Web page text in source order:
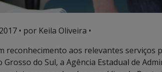
• por Keila Oliveira •
reconhecimento aos relevantes serviços
do Sul, a Agência Estadual de